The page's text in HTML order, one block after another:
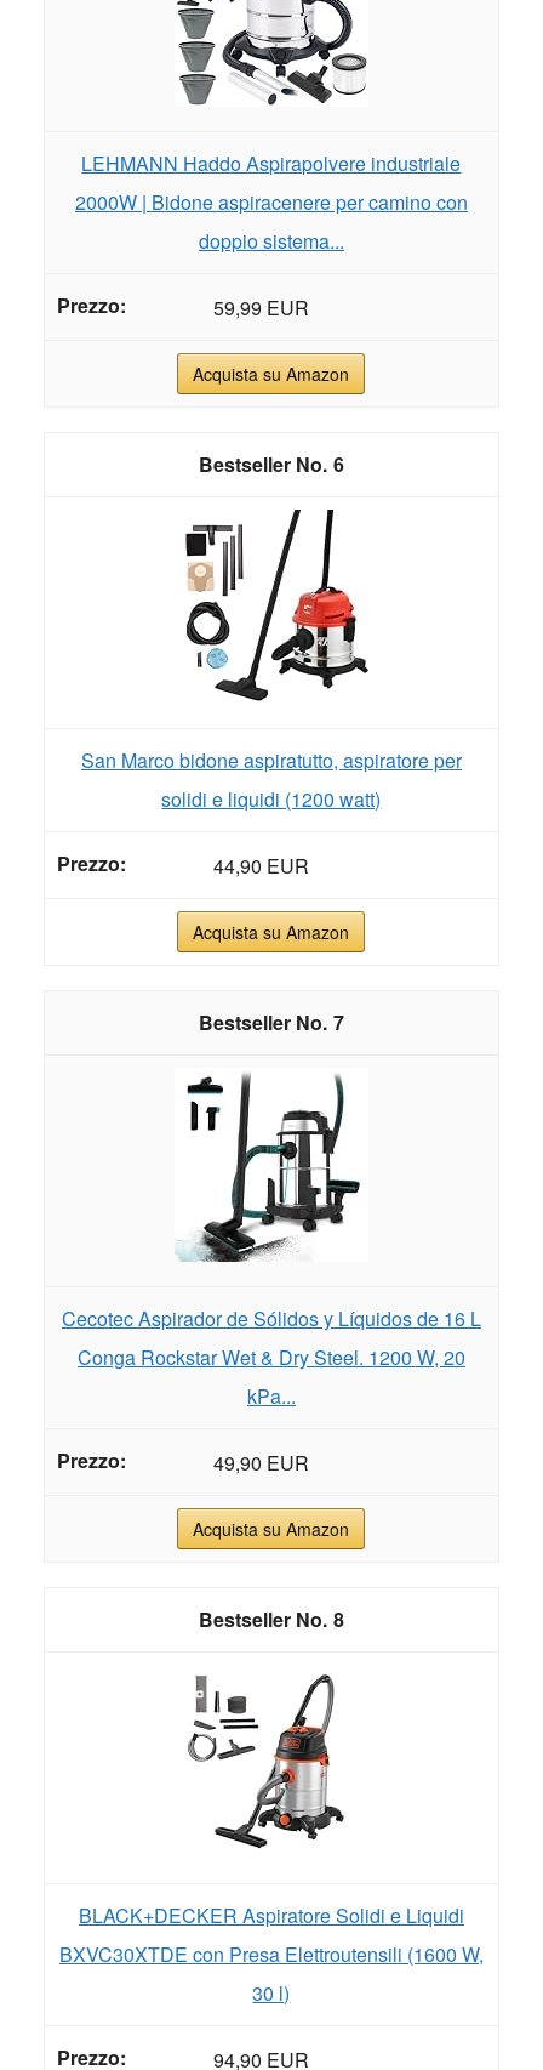
LEHMANN Haddo Aspirapolvere industriale
2000W | Bidone aspiracenere per camino con
doppio sistema...
59,99 EUR
Acquista su Amazon
6
San Marco bidone aspiratutto, aspiratore per
solidi e liquidi (1200 watt)
44,90 EUR
Acquista su Amazon
7
Cecotec Aspirador de Sólidos y Líquidos de 16 L
Conga Rockstar Wet & Dry Steel. 1200 W, 20
kPa...
49,90 EUR
Acquista su Amazon
8
BLACK+DECKER Aspiratore Solidi e Liquidi
BXVC30XTDE con Presa Elettroutensili (1600 W,
30 l)
94,90 EUR